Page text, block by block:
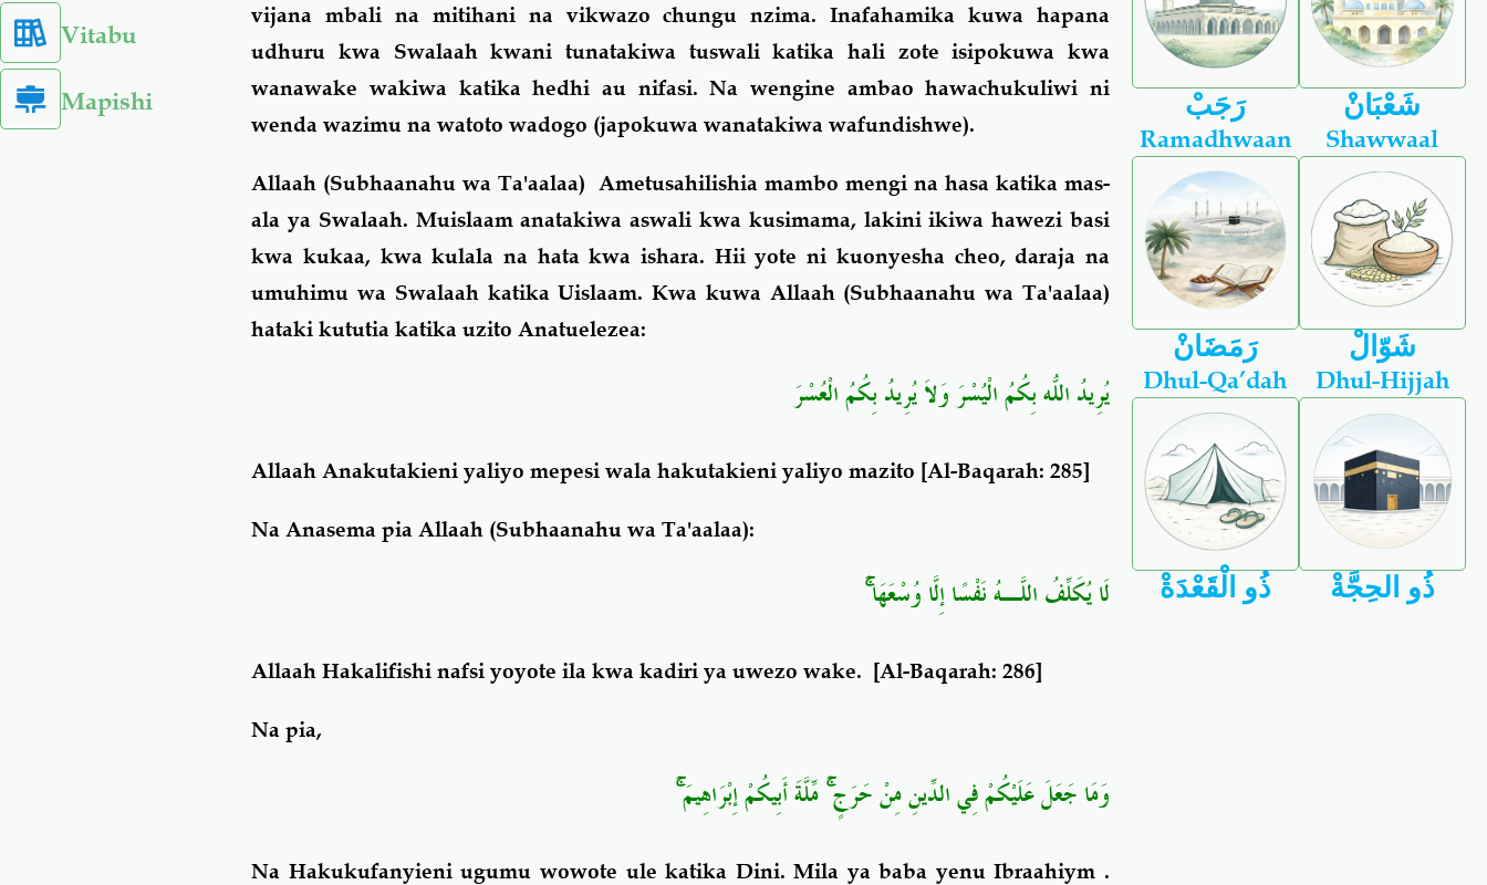
Vitabu
Mapishi
vijana mbali na mitihani na vikwazo chungu nzima. Inafahamika kuwa hapana
udhuru kwa Swalaah kwani tunatakiwa tuswali katika hali zote isipokuwa kwa
wanawake wakiwa katika hedhi au nifasi. Na wengine ambao hawachukuliwi ni
wenda wazimu na watoto wadogo (japokuwa wanatakiwa wafundishwe).
Allaah (Subhaanahu wa Ta'aalaa) Ametusahilishia mambo mengi na hasa katika mas-
ala ya Swalaah. Muislaam anatakiwa aswali kwa kusimama, lakini ikiwa hawezi basi
kwa kukaa, kwa kulala na hata kwa ishara. Hii yote ni kuonyesha cheo, daraja na
umuhimu wa Swalaah katika Uislaam. Kwa kuwa Allaah (Subhaanahu wa Ta'aalaa)
hataki kututia katika uzito Anatuelezea:
يُرِيدُ اللّهُ بِكُمُ الْيُسْرَ وَلاَ يُرِيدُ بِكُمُ الْعُسْرَ
Allaah Anakutakieni yaliyo mepesi wala hakutakieni yaliyo mazito [Al-Baqarah: 285]
Na Anasema pia Allaah (Subhaanahu wa Ta'aalaa):
لَا يُكَلِّفُ اللَّـهُ نَفْسًا إِلَّا وُسْعَهَا ۚ
Allaah Hakalifishi nafsi yoyote ila kwa kadiri ya uwezo wake. [Al-Baqarah: 286]
Na pia,
وَمَا جَعَلَ عَلَيْكُمْ فِي الدِّينِ مِنْ حَرَجٍ ۚ مِّلَّةَ أَبِيكُمْ إِبْرَاهِيمَ ۚ
Na Hakukufanyieni ugumu wowote ule katika Dini. Mila ya baba yenu Ibraahiym .
رَجَبْ شَعْبَانْ
Ramadhwaan
رَمَضَانْ
Shawwaal
شَوّالْ
Dhul-Qa’dah
ذُو الْقَعْدَةْ
Dhul-Hijjah
ذُو الحِجَّةْ